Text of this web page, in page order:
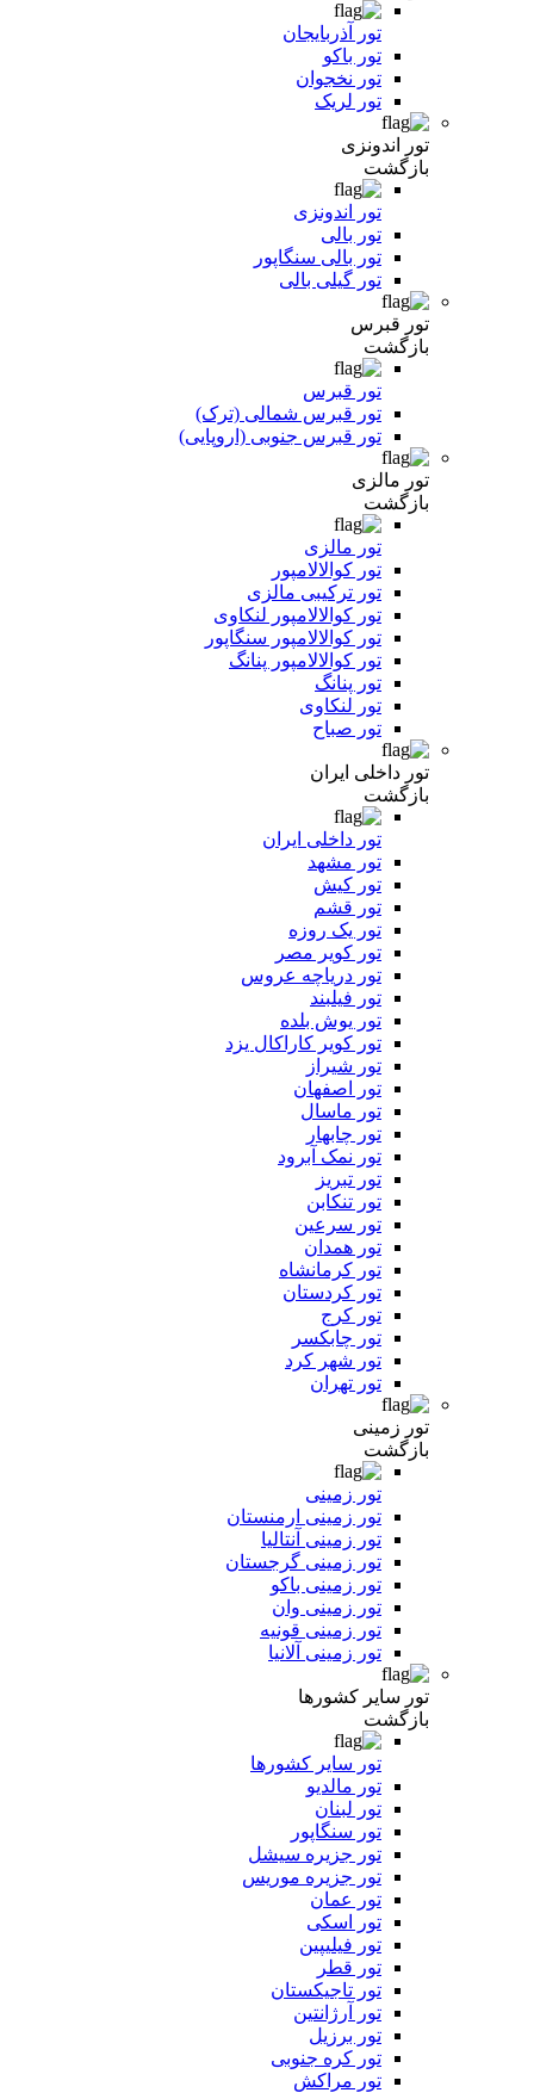
تور آذربایجان
تور باکو
تور نخجوان
تور لریک
تور اندونزی
بازگشت
تور اندونزی
تور بالی
تور بالی سنگاپور
تور گیلی بالی
تور قبرس
بازگشت
تور قبرس
تور قبرس شمالی (ترک)
تور قبرس جنوبی (اروپایی)
تور مالزی
بازگشت
تور مالزی
تور کوالالامپور
تور ترکیبی مالزی
تور کوالالامپور لنکاوی
تور کوالالامپور سنگاپور
تور کوالالامپور پنانگ
تور پنانگ
تور لنکاوی
تور صباح
تور داخلی ایران
بازگشت
تور داخلی ایران
تور مشهد
تور کیش
تور قشم
تور یک روزه
تور کویر مصر
تور دریاچه عروس
تور فیلبند
تور یوش بلده
تور کویر کاراکال یزد
تور شیراز
تور اصفهان
تور ماسال
تور چابهار
تور نمک آبرود
تور تبریز
تور تنکابن
تور سرعین
تور همدان
تور کرمانشاه
تور کردستان
تور کرج
تور چابکسر
تور شهر کرد
تور تهران
تور زمینی
بازگشت
تور زمینی
تور زمینی ارمنستان
تور زمینی آنتالیا
تور زمینی گرجستان
تور زمینی باکو
تور زمینی وان
تور زمینی قونیه
تور زمینی آلانیا
تور سایر کشورها
بازگشت
تور سایر کشورها
تور مالدیو
تور لبنان
تور سنگاپور
تور جزیره سیشل
تور جزیره موریس
تور عمان
تور اسکی
تور فیلیپین
تور قطر
تور تاجیکستان
تور آرژانتین
تور برزیل
تور کره جنوبی
تور مراکش